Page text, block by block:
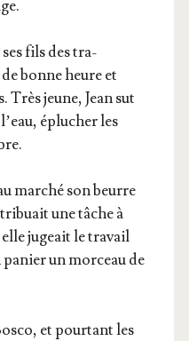
fils des tra­
bonne heure et
Très jeune, Jean sut
éplu­cher les
mar­ché son beurre
une tâche à
jugeait le tra­vail
un mor­ceau de
et pour­tant les